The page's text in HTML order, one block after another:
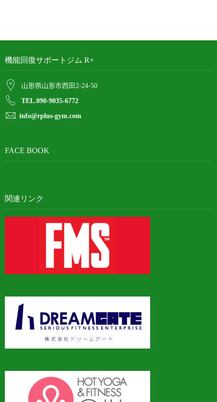
機能回復サポートジム R+
山形県山形市西田2-24-50
TEL.090-9035-6772
info@rplus-gym.com
FACE BOOK
関連リンク